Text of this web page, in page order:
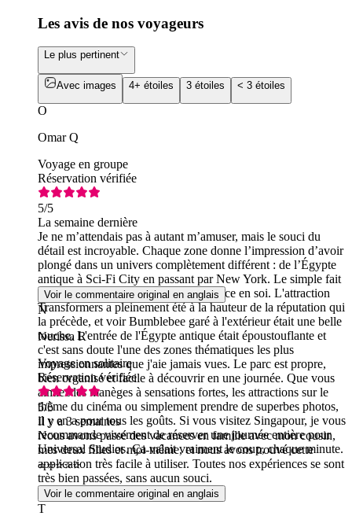
Les avis de nos voyageurs
Le plus pertinent
Avec images 4+ étoiles 3 étoiles < 3 étoiles
O
Omar Q
Voyage en groupe
Réservation vérifiée
5/5
La semaine dernière
Je ne m’attendais pas à autant m’amuser, mais le souci du
détail est incroyable. Chaque zone donne l’impression d’avoir
plongé dans un univers complètement différent : de l’Égypte
antique à Sci-Fi City en passant par New York. Le simple fait
de s’y promener est déjà une expérience en soi. L'attraction
Transformers a pleinement été à la hauteur de la réputation qui
la précède, et voir Bumblebee garé à l'extérieur était une belle
touche. L'entrée de l'Égypte antique était époustouflante et
c'est sans doute l'une des zones thématiques les plus
impressionnantes que j'aie jamais vues. Le parc est propre,
bien organisé et facile à découvrir en une journée. Que vous
aimiez les manèges à sensations fortes, les attractions sur le
thème du cinéma ou simplement prendre de superbes photos,
il y en a pour tous les goûts. Si vous visitez Singapour, je vous
recommande vivement de réserver une journée entière pour
Universal Studios. Ça valait vraiment le coup, chaque minute.
⭐⭐⭐⭐⭐
Voir le commentaire original en anglais
N
Nerissa R
Voyage en solitaire
Réservation vérifiée
5/5
Il y a 3 semaines
Nous avons passé des vacances en famille avec mon cousin,
mes deux filles et moi-même, et nous avons trouvé cette
application très facile à utiliser. Toutes nos expériences se sont
très bien passées, sans aucun souci.
Voir le commentaire original en anglais
T